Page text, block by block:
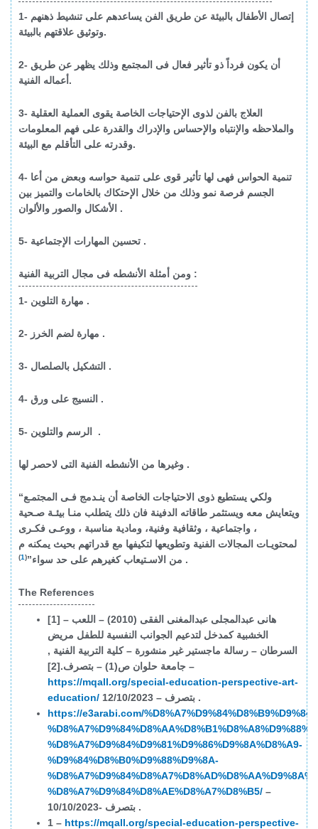
1- إتصال الأطفال بالبيئة عن طريق الفن يساعدهم على تنشيط ذهنهم
وتوثيق علاقتهم بالبيئة.
2- أن يكون فرداً ذو تأثير فعال فى المجتمع وذلك يظهر عن طريق
أعماله الفنية.
3- العلاج بالفن لذوى الإحتياجات الخاصة يقوى العملية العقلية
والملاحظه والإنتباه والإحساس والإدراك والقدرة على فهم المعلومات
وقدرته على التأقلم مع البيئة.
4- تنمية الحواس فهى لها تأثير قوى على تنمية حواسه وبعض من أعا
الجسم فرصة نمو وذلك من خلال الإحتكاك بالخامات والتميز بين
الأشكال والصور والألوان .
5- تحسين المهارات الإجتماعية .
ومن أمثلة الأنشطه فى مجال التربية الفنية :
1- مهارة التلوين .
2- مهارة لضم الخرز .
3- التشكيل بالصلصال .
4- النسيج على ورق .
5- الرسم والتلوين .
وغيرها من الأنشطه الفنية التى لاحصر لها .
“ولكي يستطيع ذوى الاحتياجات الخاصة أن ينـدمج فـى المجتمـع
ويتعايش معه ويستثمر طاقاته الدفينة فان ذلك يتطلب منـا بيئـة صـحية
، واجتماعية ، وثقافية وفنية، ومادية مناسبة ، ووعـى فكـرى
لمحتويـات المجالات الفنية وتطويعها لتكيفها مع قدراتهم بحيث يمكنه م
من الاسـتيعاب كغيرهم على حد سواء”(
1
) .
The References
[1] – هانى عبدالمجلى عبدالمغنى الفقى (2010) – اللعب
الخشبية كمدخل لتدعيم الجوانب النفسية للطفل مريض
السرطان – رسالة ماجستير غير منشورة – كلية التربية الفنية ,
جامعة حلوان ص(1) – بتصرف.[2] –
https://mqall.org/special-education-perspective-art-
education/
12/10/2023 – بتصرف .
https://e3arabi.com/
%D8%A7%D9%84%D9%81%D9%86%D9%8A%D8%A9-
%D9%84%D8%B0%D9%88%D9%8A-
%D8%A7%D9%84%D8%AE%D8%A7%D8%B5/ –
10/10/2023- بتصرف .
1– https://mqall.org/special-education-perspective-